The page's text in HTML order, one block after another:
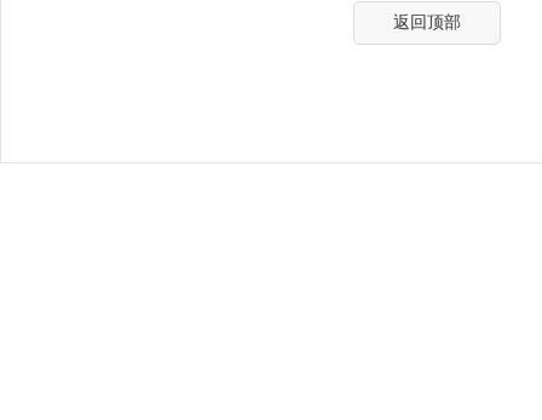
返回顶部